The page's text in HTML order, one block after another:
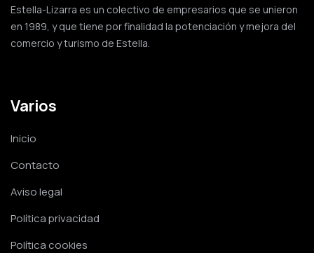
Estella-Lizarra es un colectivo de empresarios que se unieron
en 1989, y que tiene por finalidad la potenciación y mejora del
comercio y turismo de Estella.
Varios
Inicio
Contacto
Aviso legal
Política privacidad
Política cookies